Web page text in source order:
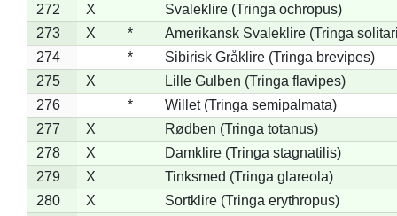
272
X
Svaleklire (Tringa ochropus)
273
X *
Amerikansk Svaleklire (Tringa
274
*
Sibirisk Gråklire (Tringa brevipes)
275
X
Lille Gulben (Tringa flavipes)
276
*
Willet (Tringa semipalmata)
277
X
Rødben (Tringa totanus)
278
X
Damklire (Tringa stagnatilis)
279
X
Tinksmed (Tringa glareola)
280
X
Sortklire (Tringa erythropus)